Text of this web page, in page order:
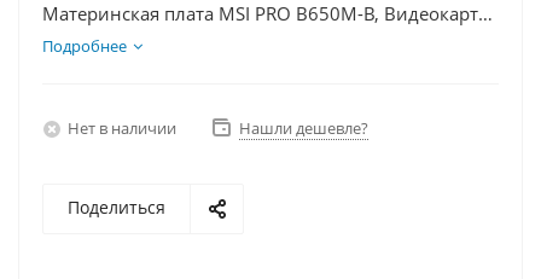
Материнская плата MSI PRO B650M-B, Видеокарта
RTX 4070TiS 16Гб, Память DDR5 16Gb, Диски
Подробнее
Нет в наличии Нашли дешевле?
Поделиться